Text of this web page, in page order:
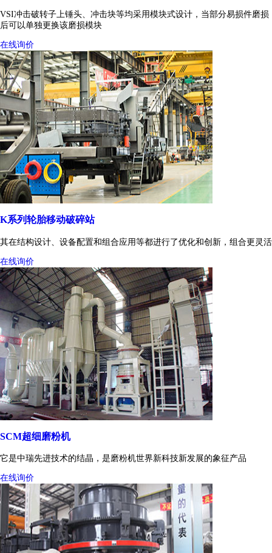
VSI冲击破转子上锤头、冲击块等均采用模块式设计，当部分易损件磨损
后可以单独更换该磨损模块
在线询价
K系列轮胎移动破碎站
其在结构设计、设备配置和组合应用等都进行了优化和创新，组合更灵活
在线询价
SCM超细磨粉机
它是中瑞先进技术的结晶，是磨粉机世界新科技新发展的象征产品
在线询价